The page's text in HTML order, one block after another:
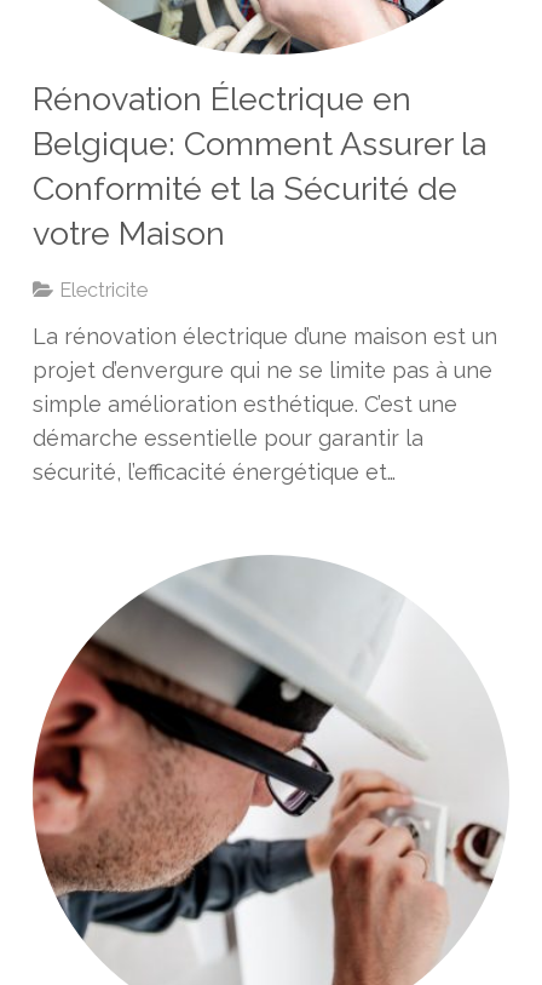
Rénovation Électrique en
Belgique: Comment Assurer la
Conformité et la Sécurité de
votre Maison
Electricite
La rénovation électrique d’une maison est un
projet d’envergure qui ne se limite pas à une
simple amélioration esthétique. C’est une
démarche essentielle pour garantir la
sécurité, l’efficacité énergétique et…